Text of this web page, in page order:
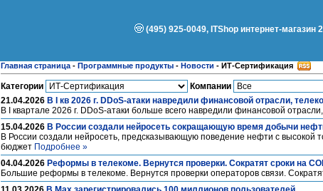
(495) 925-0049, ITShop интернет-
Главная страница - Программные продукты - Новости - ИТ-Сертификация
Категории
Компании
21.04.2026 В I кв 2026 г. DDoS-атаки навредили финансовой отрасли,
В I квартале 2026 г. DDoS-атаки больше всего навредили финансовой
15.04.2026 В России создали нейросеть сокращающую время добычи
В России создали нейросеть, предсказывающую поведение нефти с высокой
бюджет Подробнее »
04.04.2026 Реформы в телекоме. Вернутся проверки. Сократят сроки на
Большие реформы в телекоме. Вернутся проверки операторов связи.